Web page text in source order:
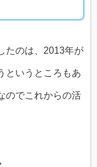
たのは、2013年が
というところもあ
のでこれからの活